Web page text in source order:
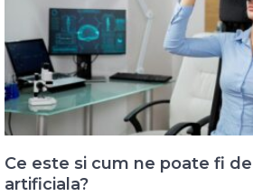
Ce este si cum ne poate fi
artificiala?